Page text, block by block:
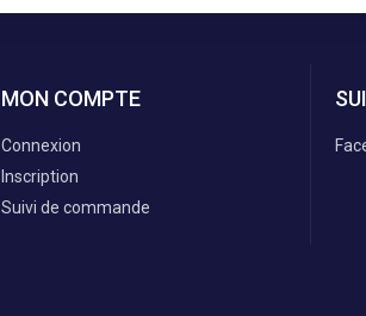
MON COMPTE
Connexion
Inscription
Suivi de commande